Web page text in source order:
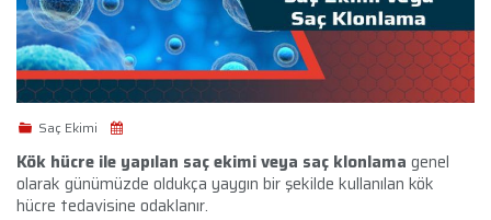
Saç Ekimi
Kök hücre ile yapılan saç ekimi veya saç klonlama genel
olarak günümüzde oldukça yaygın bir şekilde kullanılan kök
hücre tedavisine odaklanır.